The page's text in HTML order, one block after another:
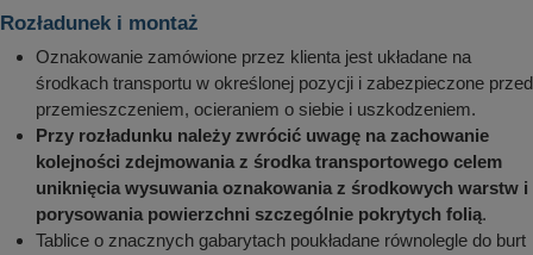
Rozładunek i montaż
Oznakowanie zamówione przez klienta jest układane na
środkach transportu w określonej pozycji i zabezpieczone przed
przemieszczeniem, ocieraniem o siebie i uszkodzeniem.
Przy rozładunku należy zwrócić uwagę na zachowanie
kolejności zdejmowania z środka transportowego celem
uniknięcia wysuwania oznakowania z środkowych warstw i
porysowania powierzchni szczególnie pokrytych folią.
Tablice o znacznych gabarytach poukładane równolegle do burt